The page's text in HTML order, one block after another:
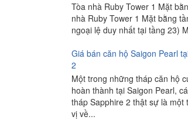
Tòa nhà Ruby Tower 1 Mặt
nhà Ruby Tower 1 Mặt bằng
ngoại lệ duy nhất tại tầng 23)
Giá bán căn hộ Saigon Pearl
2
Một trong những tháp căn hộ
hoàn thành tại Saigon Pearl,
tháp Sapphire 2 thật sự là một
vị về...